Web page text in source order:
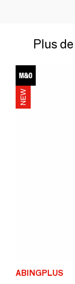
Plus
ABINGPLUS